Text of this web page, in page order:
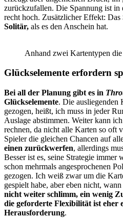
zurückzufallen. Die Spannung ist in
recht hoch. Zusätzlicher Effekt: Das
Solitär, als es den Anschein hat.
Anhand zwei Kartentypen
Glückselemente erfordern
Bei all der Planung gibt es in
Glückselemente. Die ausliegenden
gezogen, heißt, ich muss in jeder
Auslage abstimmen. Weiter kann
rechnen, da nicht alle Karten so oft
Spieler die gleichen Chancen auf
einen zurückwerfen, allerdings
Besser ist es, seine Strategie immer
schon mehrmals angesprochenen
gezogen. Ich weiß zwar um die
gespielt habe, aber eben nicht,
nicht weiter schlimm, ein wenig
die geforderte Flexibilität ist eher
Herausforderung.